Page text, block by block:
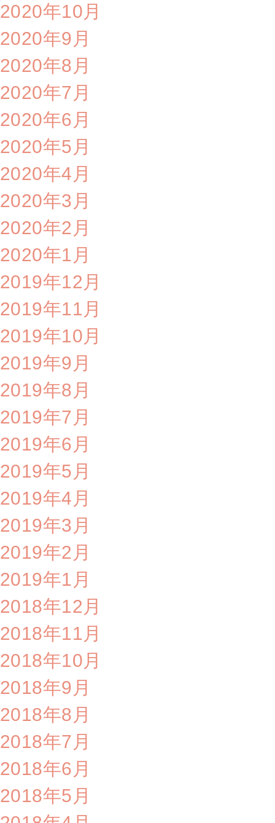
2020年10月
2020年9月
2020年8月
2020年7月
2020年6月
2020年5月
2020年4月
2020年3月
2020年2月
2020年1月
2019年12月
2019年11月
2019年10月
2019年9月
2019年8月
2019年7月
2019年6月
2019年5月
2019年4月
2019年3月
2019年2月
2019年1月
2018年12月
2018年11月
2018年10月
2018年9月
2018年8月
2018年7月
2018年6月
2018年5月